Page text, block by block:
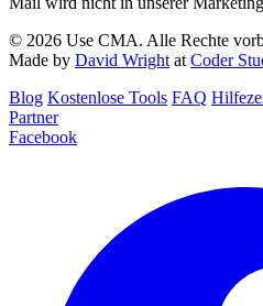
© 2026 Use CMA. Alle Rechte
Made by David Wright at Coder
Blog‎ Kostenlose Tools FAQ
Partner
Facebook